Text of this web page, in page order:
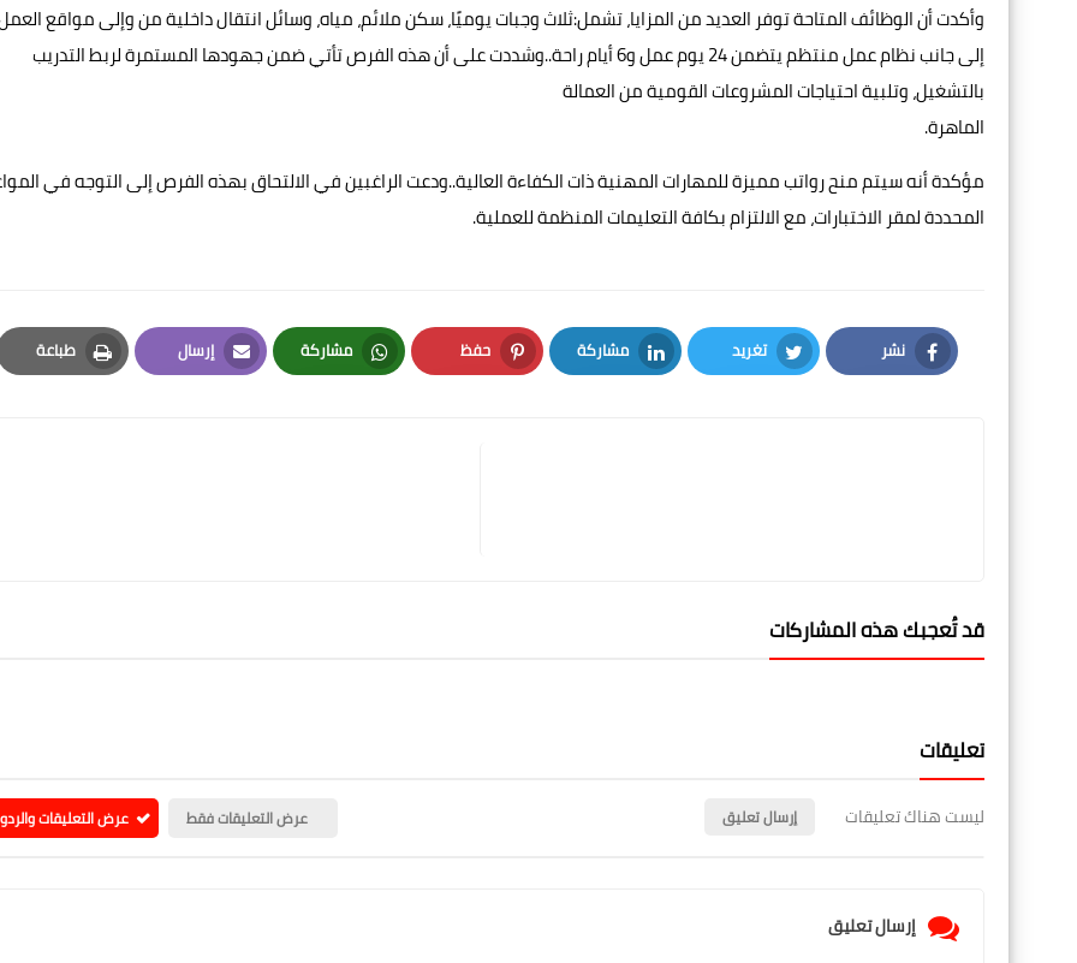
وأكدت أن الوظائف المتاحة توفر العديد من المزايا، تشمل:ثلاث وجبات يوميًا، سكن ملائم، مياه، وسائل انتقال داخلية من وإلى مواقع
إلى جانب نظام عمل منتظم يتضمن 24 يوم عمل و6 أيام راحة..وشددت على أن هذه الفرص تأتي ضمن جهودها المستمرة لربط التدريب
بالتشغيل، وتلبية احتياجات المشروعات القومية من العمالة
الماهرة.
مؤكدة أنه سيتم منح رواتب مميزة للمهارات المهنية ذات الكفاءة العالية..ودعت الراغبين في الالتحاق بهذه الفرص إلى التوجه في
المحددة لمقر الاختبارات، مع الالتزام بكافة التعليمات المنظمة للعملية.
نشر
Facebook
تغريد
Twitter
مشاركة
LinkedIn
حفظ
Pinterest
مشاركة
Whatsapp
إرسال
Email
طباعة
Print
قد تُعجبك هذه المشاركات
تعليقات
ليست هناك تعليقات إرسال تعليق عرض التعليقات فقط عرض التعليقات
إرسال تعليق